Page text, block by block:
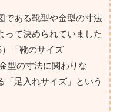
である靴型や金型の寸法
って決められていました
「靴のサイズ
型の寸法に関わりな
「足入れサイズ」という